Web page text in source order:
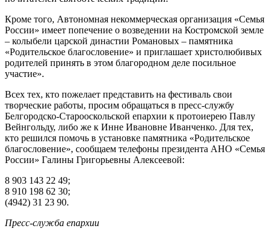
Кроме того, Автономная некоммерческая организация «Семья
России» имеет попечение о возведении на Костромской земле
– колыбели царской династии Романовых – памятника
«Родительское благословение» и приглашает христолюбивых
родителей принять в этом благородном деле посильное
участие».
Всех тех, кто пожелает представить на фестиваль свои
творческие работы, просим обращаться в пресс-службу
Белгородско-Старооскольской епархии к протоиерею Павлу
Вейнгольду, либо же к Инне Ивановне Иванченко. Для тех,
кто решился помочь в установке памятника «Родительское
благословение», сообщаем телефоны президента АНО «Семья
России» Галины Григорьевны Алексеевой:
8 903 143 22 49;
8 910 198 62 30;
(4942) 31 23 90.
Пресс-служба епархии